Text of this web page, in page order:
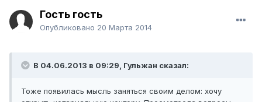
Гость гость
Опубликовано 20 Марта 2014
В 04.06.2013 в 09:29, Гульжан сказал:
Тоже появилась мысль заняться своим делом: хочу